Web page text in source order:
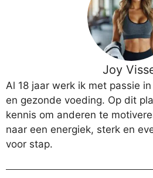
Joy
Al 18 jaar werk ik met passie
en gezonde voeding. Op dit
kennis om anderen te
naar een energiek, sterk en
voor stap.